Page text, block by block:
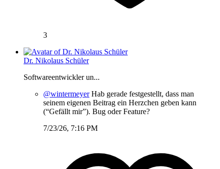
3
Dr. Nikolaus Schüler
Softwareentwickler un...
@wintermeyerHab gerade festgestellt, dass man
seinem eigenen Beitrag ein Herzchen geben kann
(“Gefällt mir”). Bug oder Feature?
7/23/26, 7:16 PM